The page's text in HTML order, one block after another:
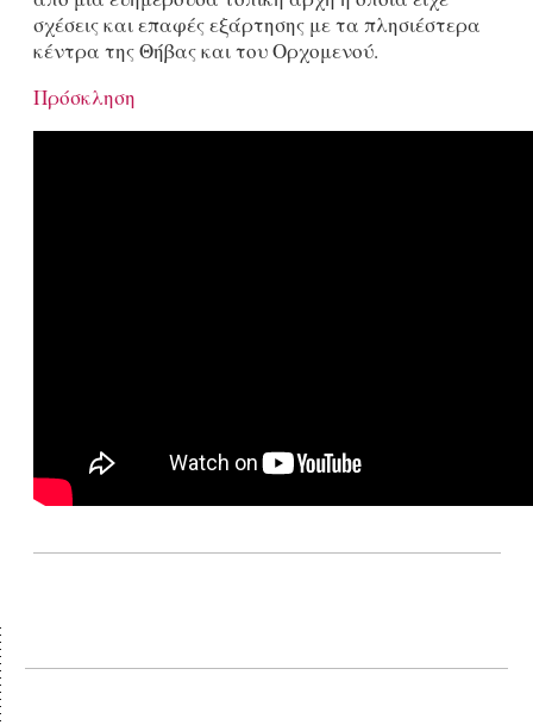
σχέσεις και επαφές εξάρτησης με τα πλησιέστερα
κέντρα της Θήβας και του Ορχομενού.
Πρόσκληση